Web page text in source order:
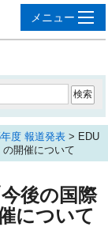
度 報道発表 > EDU
開催について
後の国際
について